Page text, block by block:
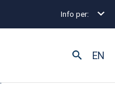
Info per:
EN
Chirurgia